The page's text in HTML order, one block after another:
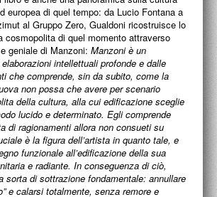
geniale di Manzoni:Manzoni è un
intellettuali profonde e dalle
che comprende, sin da subito, come la
non possa che avere per scenario
della cultura, alla cui edificazione sceglie
lucido e determinato. Egli comprende
di ragionamenti allora non consueti su
è la figura dell’artista in quanto tale, e
funzionale all’edificazione della sua
e radiante. In conseguenza di ciò,
sorta di sottrazione fondamentale: annullare
e calarsi totalmente, senza remore e
Non esiste per lui, in altri termini, una
mondanamente e un’altra, diversa,
ordinario.